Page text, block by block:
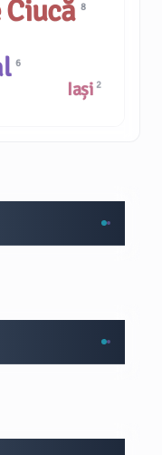
Ciucă8
Iași 2
6